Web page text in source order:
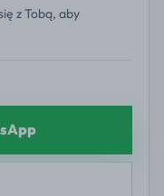
z Tobą, aby